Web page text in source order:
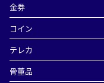
金券
コイン
テレカ
骨董品